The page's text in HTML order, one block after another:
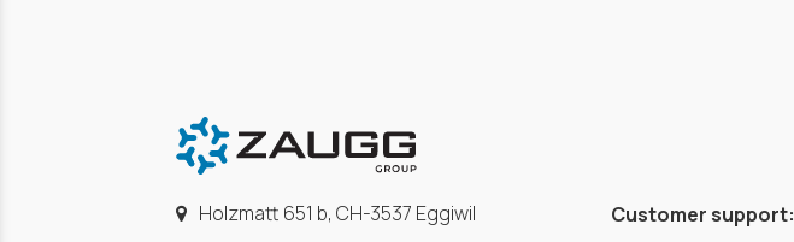
Holzmatt 651 b, CH-3537 Eggiwil Customer support: